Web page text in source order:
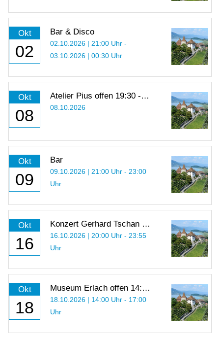
Okt
02
Bar & Disco
02.10.2026 | 21:00 Uhr -
03.10.2026 | 00:30 Uhr
Okt
08
Atelier Pius offen 19:30 -
21:00 Uhr
08.10.2026
Okt
09
Bar
09.10.2026 | 21:00 Uhr - 23:00
Uhr
Okt
16
Konzert Gerhard Tschan -
Eine Tour d’Horizon
16.10.2026 | 20:00 Uhr - 23:55
Uhr
Okt
18
Museum Erlach offen 14:00
- 17:00 Uhr
18.10.2026 | 14:00 Uhr - 17:00
Uhr